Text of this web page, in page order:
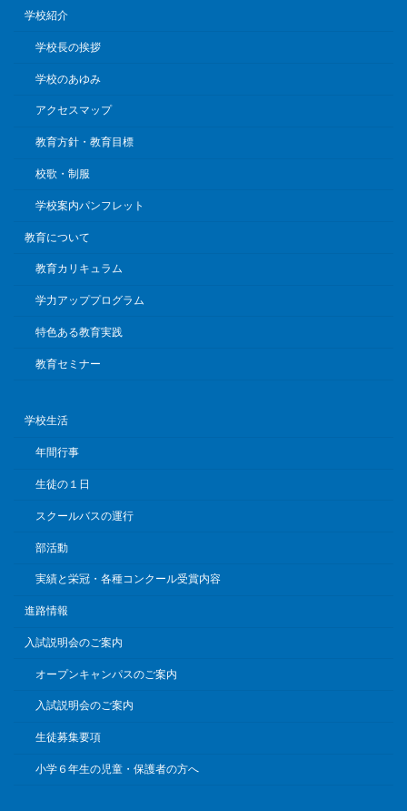
学校紹介
学校長の挨拶
学校のあゆみ
アクセスマップ
教育方針・教育目標
校歌・制服
学校案内パンフレット
教育について
教育カリキュラム
学力アッププログラム
特色ある教育実践
教育セミナー
学校生活
年間行事
生徒の１日
スクールバスの運行
部活動
実績と栄冠・各種コンクール受賞内容
進路情報
入試説明会のご案内
オープンキャンパスのご案内
入試説明会のご案内
生徒募集要項
小学６年生の児童・保護者の方へ